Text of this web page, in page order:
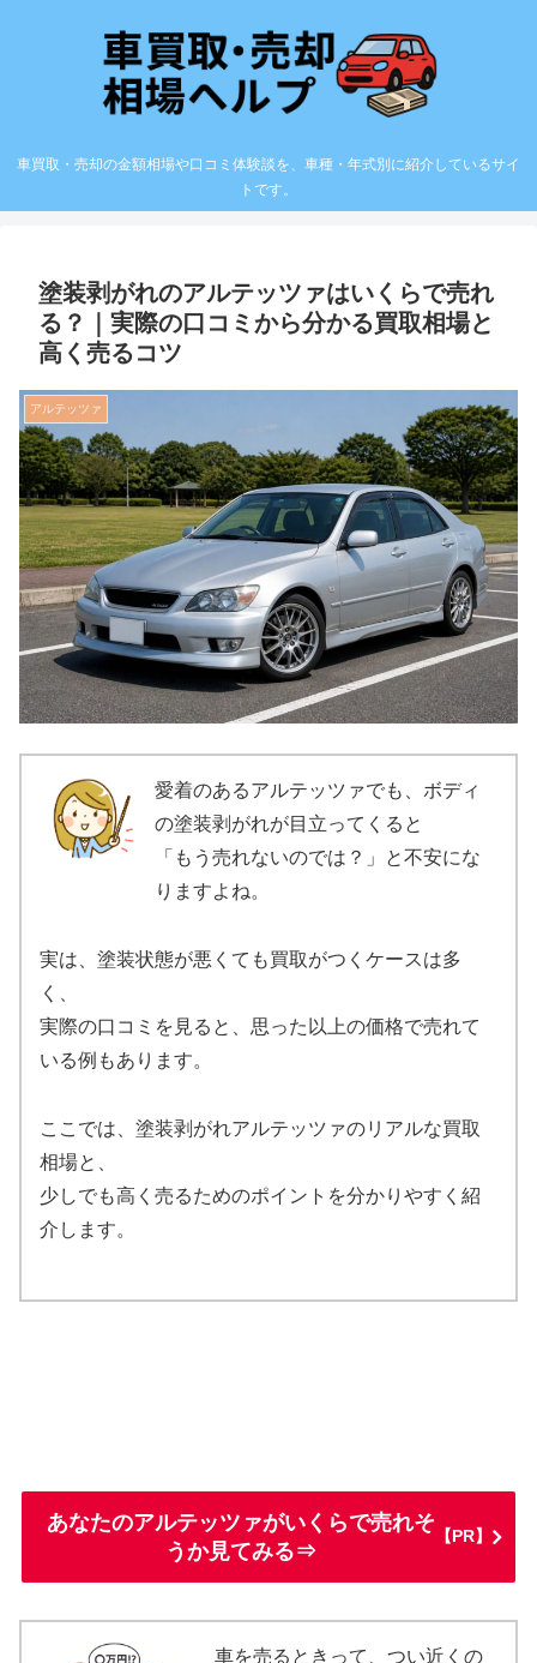
車買取・売却の金額相場や口コミ体験談を、車種・年式別に紹介しているサイ
トです。
塗装剥がれのアルテッツァはいくらで売れ
る？｜実際の口コミから分かる買取相場と
高く売るコツ
アルテッツァ
愛着のあるアルテッツァでも、ボディ
の塗装剥がれが目立ってくると
「もう売れないのでは？」と不安にな
りますよね。
実は、塗装状態が悪くても買取がつくケースは多
く、
実際の口コミを見ると、思った以上の価格で売れて
いる例もあります。
ここでは、塗装剥がれアルテッツァのリアルな買取
相場と、
少しでも高く売るためのポイントを分かりやすく紹
介します。
あなたのアルテッツァがいくらで売れそ
うか見てみる⇒
【PR】
車を売るときって、つい近くの